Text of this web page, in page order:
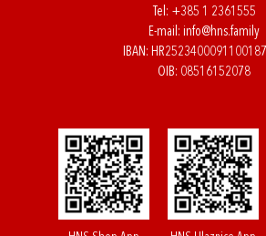
Tel: +385 1 2361555
E-mail: info@hns.family
IBAN:
OIB: 08516152078